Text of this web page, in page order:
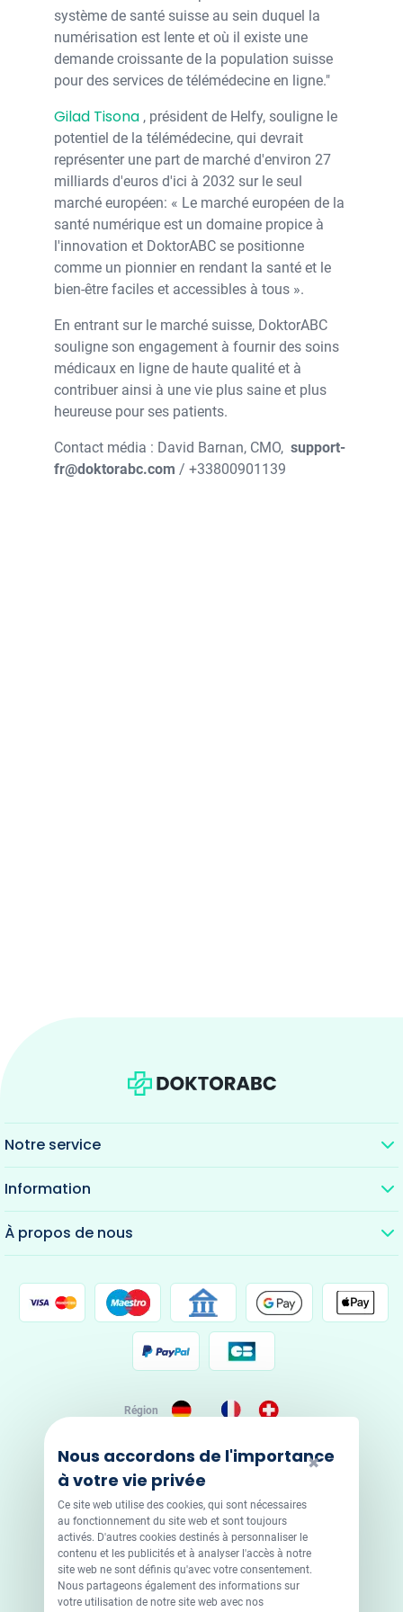
système de santé suisse au sein duquel la
numérisation est lente et où il existe une
demande croissante de la population suisse
pour des services de télémédecine en ligne."
Gilad Tisona , président de Helfy, souligne le
potentiel de la télémédecine, qui devrait
représenter une part de marché d'environ 27
milliards d'euros d'ici à 2032 sur le seul
marché européen: « Le marché européen de la
santé numérique est un domaine propice à
l'innovation et DoktorABC se positionne
comme un pionnier en rendant la santé et le
bien-être faciles et accessibles à tous ».
En entrant sur le marché suisse, DoktorABC
souligne son engagement à fournir des soins
médicaux en ligne de haute qualité et à
contribuer ainsi à une vie plus saine et plus
heureuse pour ses patients.
Contact média : David Barnan, CMO, support-
fr@doktorabc.com / +33800901139
Notre service
Information
À propos de nous
Région
Sky Marketing Ltd. Office 219, LABS Atrium Stables
Market Chalk Farm Road London, UK, NW1 8AH
Certifications de sécurité
✖
Nous accordons de l'importance
à votre vie privée
Ce site web utilise des cookies, qui sont nécessaires
au fonctionnement du site web et sont toujours
activés. D'autres cookies destinés à personnaliser le
contenu et les publicités et à analyser l'accès à notre
site web ne sont définis qu'avec votre consentement.
Nous partageons également des informations sur
votre utilisation de notre site web avec nos